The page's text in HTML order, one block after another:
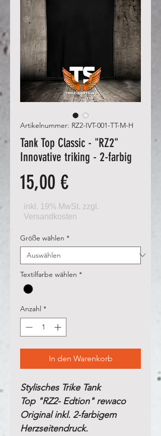
Artikelnummer: RZ2-IVT-001-TT-M-H
Tank Top Classic - "RZ2"
Innovative triking - 2-farbig
15,00 €Preis
Größe wählen *
Textilfarbe wählen *
Anzahl *
In den Warenkorb
Stylisches Trike Tank
Top "RZ2- Edtion" rewaco
Original inkl. 2-farbigem
Herzseitendruck.